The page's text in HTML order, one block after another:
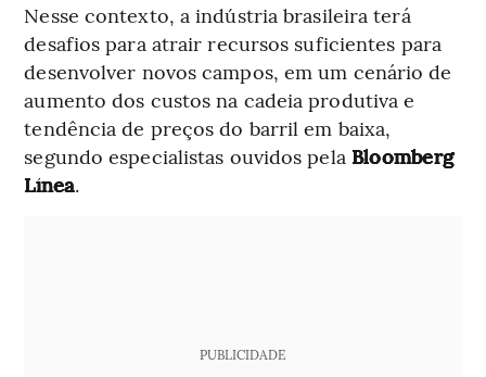
Nesse contexto, a indústria brasileira terá
desafios para atrair recursos suficientes para
desenvolver novos campos, em um cenário de
aumento dos custos na cadeia produtiva e
tendência de preços do barril em baixa,
segundo especialistas ouvidos pela Bloomberg
Línea.
PUBLICIDADE